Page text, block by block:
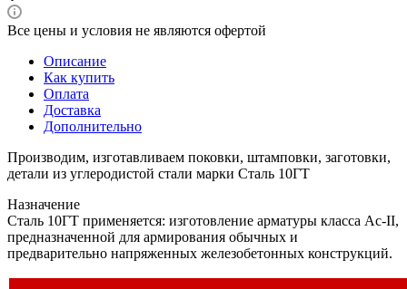
Все цены и условия не являются офертой
Описание
Как купить
Оплата
Доставка
Дополнительно
Производим, изготавливаем поковки, штамповки, заготовки,
детали из углеродистой стали марки Сталь 10ГТ
Назначение
Сталь 10ГТ применяется: изготовление арматуры класса Аc-II,
предназначенной для армирования обычных и
предварительно напряженных железобетонных конструкций.